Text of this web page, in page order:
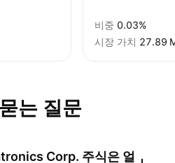
비중 0.03%
시장 가치 ‪27.89
는 질문
Corp. 주식은 얼